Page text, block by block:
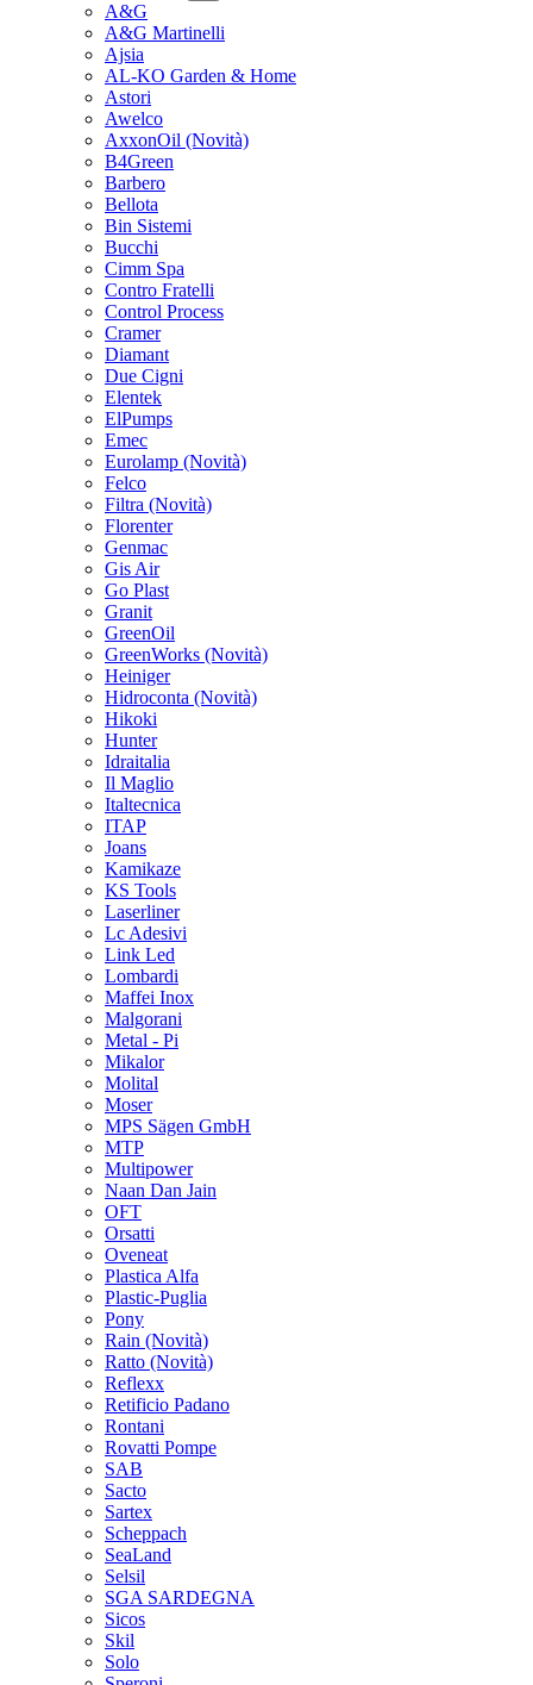
A&G
A&G Martinelli
Ajsia
AL-KO Garden & Home
Astori
Awelco
AxxonOil (Novità)
B4Green
Barbero
Bellota
Bin Sistemi
Bucchi
Cimm Spa
Contro Fratelli
Control Process
Cramer
Diamant
Due Cigni
Elentek
ElPumps
Emec
Eurolamp (Novità)
Felco
Filtra (Novità)
Florenter
Genmac
Gis Air
Go Plast
Granit
GreenOil
GreenWorks (Novità)
Heiniger
Hidroconta (Novità)
Hikoki
Hunter
Idraitalia
Il Maglio
Italtecnica
ITAP
Joans
Kamikaze
KS Tools
Laserliner
Lc Adesivi
Link Led
Lombardi
Maffei Inox
Malgorani
Metal - Pi
Mikalor
Molital
Moser
MPS Sägen GmbH
MTP
Multipower
Naan Dan Jain
OFT
Orsatti
Oveneat
Plastica Alfa
Plastic-Puglia
Pony
Rain (Novità)
Ratto (Novità)
Reflexx
Retificio Padano
Rontani
Rovatti Pompe
SAB
Sacto
Sartex
Scheppach
SeaLand
Selsil
SGA SARDEGNA
Sicos
Skil
Solo